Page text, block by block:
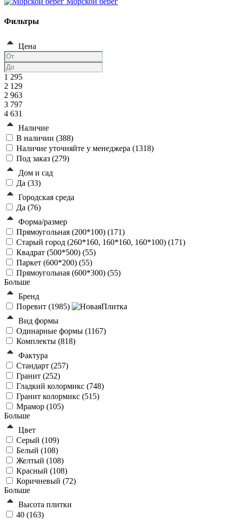
Фильтры
Цена
1 295
2 129
2 963
3 797
4 631
Наличие
В наличии (388)
Наличие уточняйте у менеджера (1318)
Под заказ (279)
Дом и сад
Да (33)
Городская среда
Да (76)
Форма/размер
Прямоугольная (200*100) (171)
Старый город (260*160, 160*160, 160*100) (171)
Квадрат (500*500) (55)
Паркет (600*200) (55)
Прямоугольная (600*300) (55)
Больше
Бренд
Поревит (1985)
Вид формы
Одинарные формы (1167)
Комплекты (818)
Фактура
Стандарт (257)
Гранит (252)
Гладкий колормикс (748)
Гранит колормикс (515)
Мрамор (105)
Больше
Цвет
Серый (109)
Белый (108)
Желтый (108)
Красный (108)
Коричневый (72)
Больше
Высота плитки
40 (163)